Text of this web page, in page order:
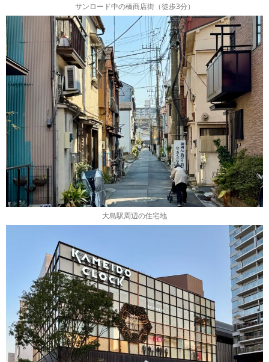
サンロード中の橋商店街（徒歩3分）
大島駅周辺の住宅地